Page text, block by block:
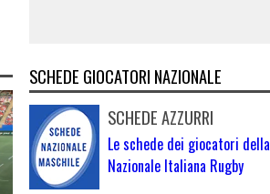
SCHEDE GIOCATORI NAZIONALE
SCHEDE AZZURRI
Le schede dei giocatori della
Nazionale Italiana Rugby